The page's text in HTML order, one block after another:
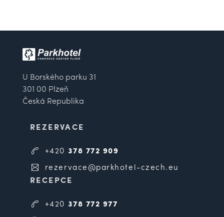
U Borského parku 31
301 00 Plzeň
Česká Republika
REZERVACE
+420 378 772 909
rezervace@parkhotel-czech.eu
RECEPCE
+420 378 772 977